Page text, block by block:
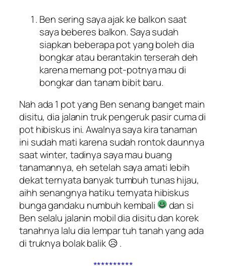
Ben sering saya ajak ke balkon saat
saya beberes balkon. Saya sudah
siapkan beberapa pot yang boleh dia
bongkar atau berantakin terserah deh
karena memang pot-potnya mau di
bongkar dan tanam bibit baru.
Nah ada 1 pot yang Ben senang banget main
disitu, dia jalanin truk pengeruk pasir cuma di
pot hibiskus ini. Awalnya saya kira tanaman
ini sudah mati karena sudah rontok daunnya
saat winter, tadinya saya mau buang
tanamannya, eh setelah saya amati lebih
dekat ternyata banyak tumbuh tunas hijau,
aihh senangnya hatiku ternyata hibiskus
bunga gandaku numbuh kembali
dan si
Ben selalu jalanin mobil dia disitu dan korek
tanahnya lalu dia lempar tuh tanah yang ada
di truknya bolak balik 😥 .
**********